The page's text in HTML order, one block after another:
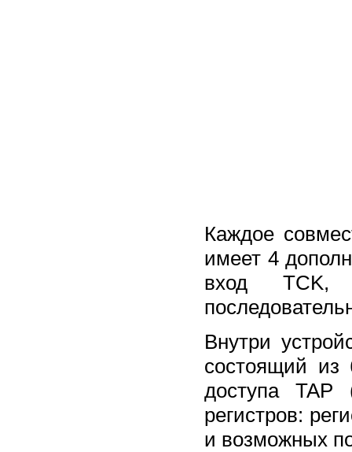
Каждое
имеет 4
вход TCK,
Внутри
состоящий из
доступа TAP
регистров:
и возможных